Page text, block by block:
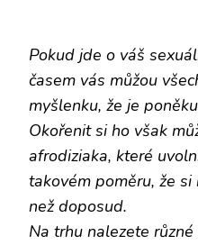
Pokud jde o váš
časem vás můžou
myšlenku, že je
Okořenit si ho však
afrodiziaka, které
takovém poměru, že si
než doposud.
Na trhu nalezete